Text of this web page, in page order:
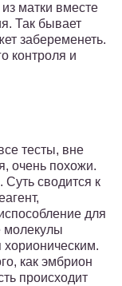
матки вместе
Так бывает
забеременеть.
контроля и
тесты, вне
очень похожи.
сводится к
для
молекулы
хорионическим.
как эмбрион
происходит